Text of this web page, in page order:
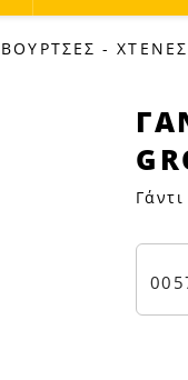
ΒΟΥΡΤΣΕΣ -
ΜΕ